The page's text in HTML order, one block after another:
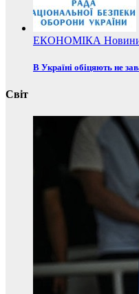
ЕКОНОМІКА
В Україні обіцяють не
Світ